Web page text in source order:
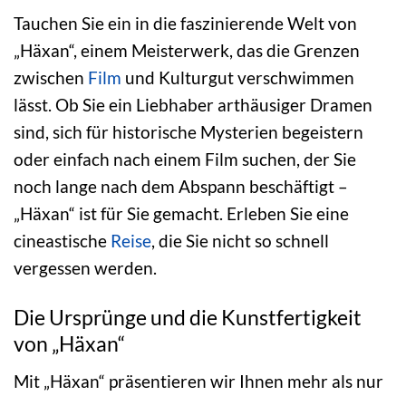
Tauchen Sie ein in die faszinierende Welt von
„Häxan“, einem Meisterwerk, das die Grenzen
zwischen Film und Kulturgut verschwimmen
lässt. Ob Sie ein Liebhaber arthäusiger Dramen
sind, sich für historische Mysterien begeistern
oder einfach nach einem Film suchen, der Sie
noch lange nach dem Abspann beschäftigt –
„Häxan“ ist für Sie gemacht. Erleben Sie eine
cineastische Reise, die Sie nicht so schnell
vergessen werden.
Die Ursprünge und die Kunstfertigkeit
von „Häxan“
Mit „Häxan“ präsentieren wir Ihnen mehr als nur